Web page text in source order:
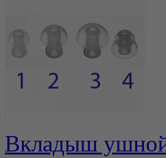
Вкладыш